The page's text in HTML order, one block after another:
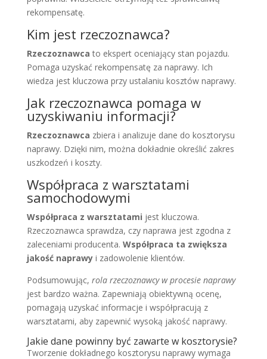
rekompensatę.
Kim jest rzeczoznawca?
Rzeczoznawca to ekspert oceniający stan pojazdu.
Pomaga uzyskać rekompensatę za naprawy. Ich
wiedza jest kluczowa przy ustalaniu kosztów naprawy.
Jak rzeczoznawca pomaga w
uzyskiwaniu informacji?
Rzeczoznawca zbiera i analizuje dane do kosztorysu
naprawy. Dzięki nim, można dokładnie określić zakres
uszkodzeń i koszty.
Współpraca z warsztatami
samochodowymi
Współpraca z warsztatami jest kluczowa.
Rzeczoznawca sprawdza, czy naprawa jest zgodna z
zaleceniami producenta. Współpraca ta zwiększa
jakość naprawyi zadowolenie klientów.
Podsumowując, rola rzeczoznawcy w procesie naprawy
jest bardzo ważna. Zapewniają obiektywną ocenę,
pomagają uzyskać informacje i współpracują z
warsztatami, aby zapewnić wysoką jakość naprawy.
Jakie dane powinny być zawarte w kosztorysie?
Tworzenie dokładnego kosztorysu naprawy wymaga